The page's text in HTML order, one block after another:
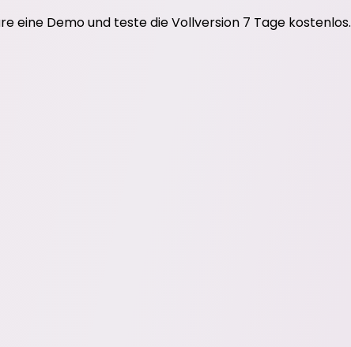
eine Demo und teste die Vollversion 7 Tage kostenlos.